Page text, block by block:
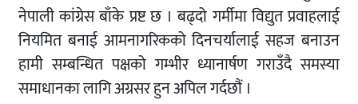
नेपाली कांग्रेस बाँके प्रष्ट छ । बढ्दो गर्मीमा विद्युत प्रवाहलाई
नियमित बनाई आमनागरिकको दिनचर्यालाई सहज बनाउन
हामी सम्बन्धित पक्षको गम्भीर ध्यानार्षण गराउँदै समस्या
समाधानका लागि अग्रसर हुन अपिल गर्दछौं ।